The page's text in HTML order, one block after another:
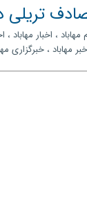
تریلی
، اخبار مهاباد ،
خبر مهاباد ،خبرگزاری